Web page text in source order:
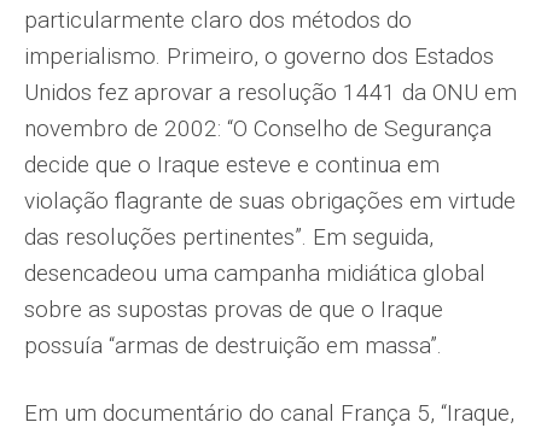
particularmente claro dos métodos do
imperialismo. Primeiro, o governo dos Estados
Unidos fez aprovar a resolução 1441 da ONU em
novembro de 2002: “O Conselho de Segurança
decide que o Iraque esteve e continua em
violação flagrante de suas obrigações em virtude
das resoluções pertinentes”. Em seguida,
desencadeou uma campanha midiática global
sobre as supostas provas de que o Iraque
possuía “armas de destruição em massa”.
Em um documentário do canal França 5, “Iraque,